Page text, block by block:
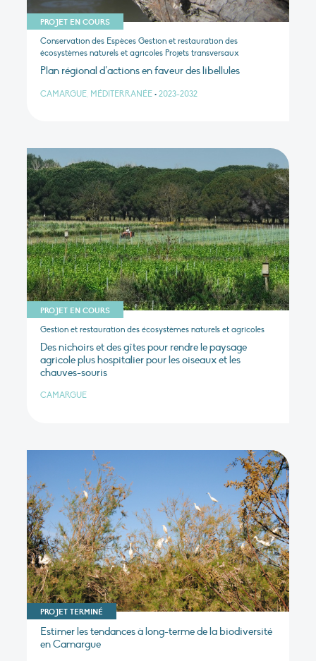
PROJET EN COURS
Conservation des Espèces Gestion et restauration des
écosystèmes naturels et agricoles Projets transversaux
Plan régional d’actions en faveur des libellules
CAMARGUE, MÉDITERRANÉE • 2023-2032
PROJET EN COURS
Gestion et restauration des écosystèmes naturels et agricoles
Des nichoirs et des gîtes pour rendre le paysage
agricole plus hospitalier pour les oiseaux et les
chauves-souris
CAMARGUE
PROJET TERMINÉ
Estimer les tendances à long-terme de la biodiversité
en Camargue